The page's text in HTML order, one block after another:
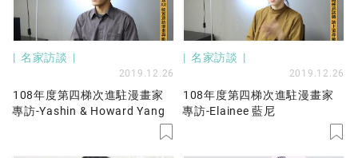
名家訪談
2019.12.26
108年度第四梯次進駐漫畫家
專訪-Yashin & Howard Yang
名家訪談
2019.12.26
108年度第四梯次進駐漫畫家
專訪-Elainee 藍尼